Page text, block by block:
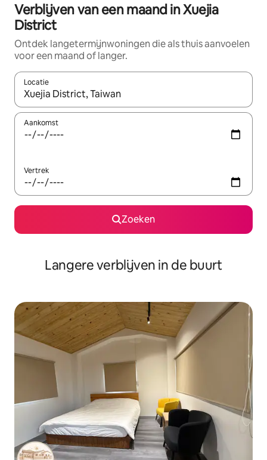
Verblijven van een maand in Xuejia
District
Ontdek langetermijnwoningen die als thuis aanvoelen
voor een maand of langer.
Locatie
Wanneer er resultaten beschikbaar zijn, maak je een keuze
Aankomst
Vertrek
Zoeken
Langere verblijven in de buurt